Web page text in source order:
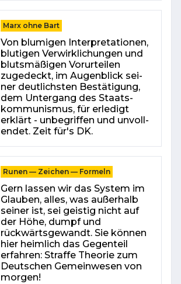
Marx ohne Bart
Von blu­mi­gen In­ter­pre­ta­tio­nen,
blu­ti­gen Ver­wirk­li­chun­gen und
blutsmäßigen Vorurteilen
zugedeckt, im Au­gen­blick sei­
ner deut­lichs­ten Be­stä­ti­gung,
dem Un­ter­gang des Staats­
kom­mu­nis­mus, für er­le­digt
erklärt - un­be­grif­fen und un­voll­
endet. Zeit für's DK.
Runen — Zeichen — Formeln
Gern lassen wir das Sys­tem im
Glauben, alles, was außerhalb
seiner ist, sei geistig nicht auf
der Höhe, dumpf und
rückwärtsgewandt. Sie können
hier heimlich das Gegenteil
erfahren: Straffe Theorie zum
Deutschen Gemein­wesen von
morgen!